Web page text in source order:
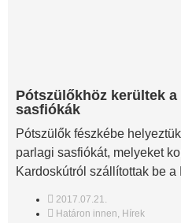
Pótszülőkhöz kerültek
sasfiókák
Pótszülők fészkébe
parlagi sasfiókát, melyeket
Kardoskútról szállítottak be a
2017.07.21.
Határon innen, Hírek